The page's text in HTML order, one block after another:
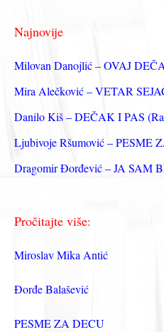
а
з
а
Najnovije
Milovan Danojlić – OVAJ
Mira Alečković – VETAR
Danilo Kiš – DEČAK I PAS
Ljubivoje Ršumović – PESME
Dragomir Đorđević – JA SAM
Pročitajte više:
Miroslav Mika Antić
Đorđe Balašević
PESME ZA DECU